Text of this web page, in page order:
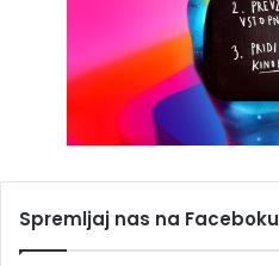
Spremljaj nas na Faceboku